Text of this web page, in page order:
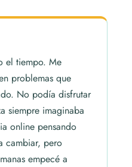
el tiempo. Me
problemas que
No podía disfrutar
siempre imaginaba
online pensando
cambiar, pero
empecé a